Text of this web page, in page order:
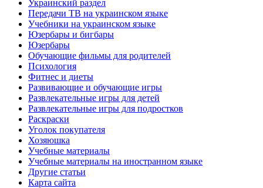
Украинский раздел
Передачи ТВ на украинском языке
Учебники на украинском языке
Юзербары и бигбары
Юзербары
Обучающие фильмы для родителей
Психология
Фитнес и диеты
Развивающие и обучающие игры
Развлекательные игры для детей
Развлекательные игры для подростков
Раскраски
Уголок покупателя
Хозяюшка
Учебные материалы
Учебные материалы на иностранном языке
Другие статьи
Карта сайта